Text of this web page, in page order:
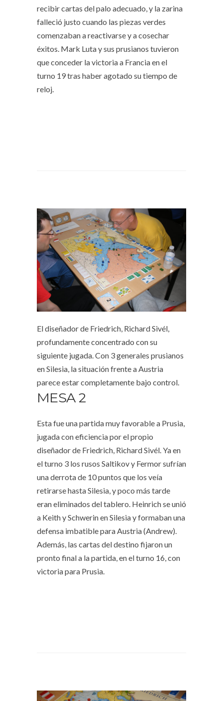
recibir cartas del palo adecuado, y la zarina
falleció justo cuando las piezas verdes
comenzaban a reactivarse y a cosechar
éxitos. Mark Luta y sus prusianos tuvieron
que conceder la victoria a Francia en el
turno 19 tras haber agotado su tiempo de
reloj.
El diseñador de Friedrich, Richard Sivél,
profundamente concentrado con su
siguiente jugada. Con 3 generales prusianos
en Silesia, la situación frente a Austria
parece estar completamente bajo control.
MESA 2
Esta fue una partida muy favorable a Prusia,
jugada con eficiencia por el propio
diseñador de Friedrich, Richard Sivél. Ya en
el turno 3 los rusos Saltikov y Fermor sufrían
una derrota de 10 puntos que los veía
retirarse hasta Silesia, y poco más tarde
eran eliminados del tablero. Heinrich se unió
a Keith y Schwerin en Silesia y formaban una
defensa imbatible para Austria (Andrew).
Además, las cartas del destino fijaron un
pronto final a la partida, en el turno 16, con
victoria para Prusia.